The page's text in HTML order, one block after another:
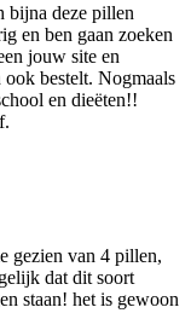
bijna deze pillen
en ben gaan zoeken
jouw site en
bestelt. Nogmaals
en dieëten!!
gezien van 4 pillen,
dat dit soort
staan! het is gewoon